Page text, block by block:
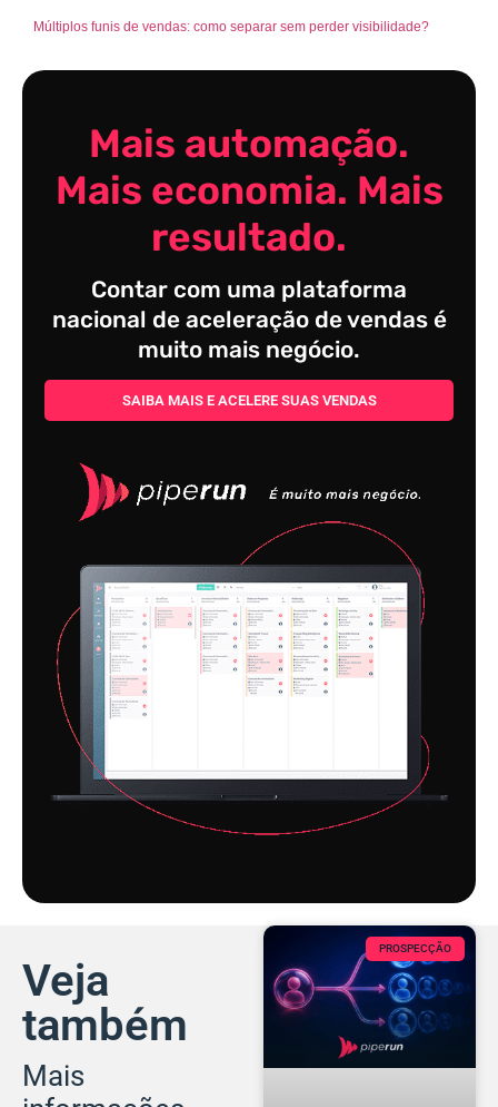
Múltiplos funis de vendas: como separar sem perder visibilidade?
Mais automação.
Mais economia. Mais
resultado.
Contar com uma plataforma
nacional de aceleração de vendas é
muito mais negócio.
SAIBA MAIS E ACELERE SUAS VENDAS
Veja
também
Mais
PROSPECÇÃO